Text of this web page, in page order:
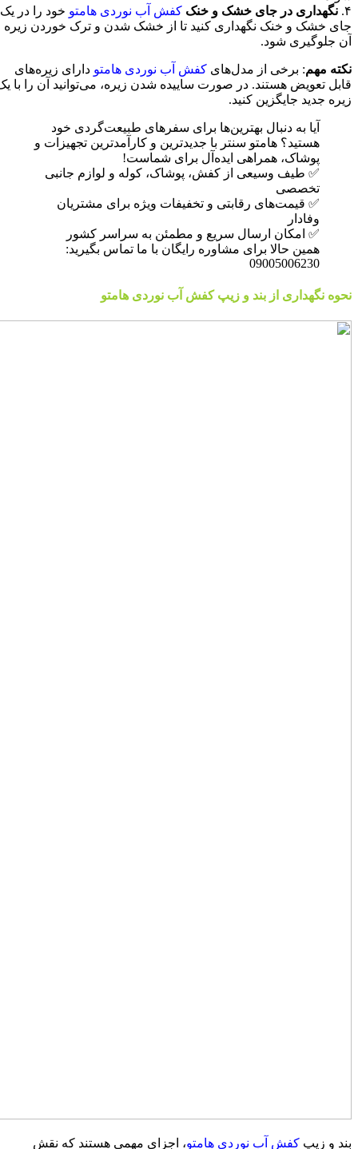
۴. نگهداری در جای خشک و خنک کفش‌ آب نوردی هامتو خود را در یک
جای خشک و خنک نگهداری کنید تا از خشک شدن و ترک خوردن زیره
آن جلوگیری شود.
نکته مهم: برخی از مدل‌های کفش آب نوردی هامتو دارای زیره‌های
قابل تعویض هستند. در صورت ساییده شدن زیره، می‌توانید آن را با
زیره جدید جایگزین کنید.
آیا به دنبال بهترین‌ها برای سفرهای طبیعت‌گردی خود
هستید؟ هامتو سنتر با جدیدترین و کارآمدترین تجهیزات و
پوشاک، همراهی ایده‌آل برای شماست!
✅ طیف وسیعی از کفش، پوشاک، کوله و لوازم جانبی
تخصصی
✅ قیمت‌های رقابتی و تخفیفات ویژه برای مشتریان
وفادار
✅ امکان ارسال سریع و مطمئن به سراسر کشور
همین حالا برای مشاوره رایگان با ما تماس بگیرید:
09005006230
نحوه نگهداری از بند و زیپ کفش آب نوردی هامتو
بند و زیپ کفش آب نوردی هامتو، اجزای مهمی هستند که نقش